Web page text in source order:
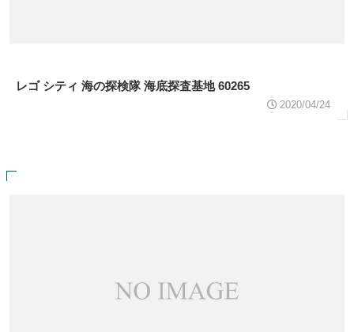
レゴ シティ 海の探検隊 海底探査基地 60265
2020/04/24